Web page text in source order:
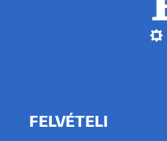
FELVÉTELI